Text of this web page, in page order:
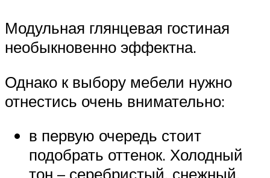
Модульная глянцевая гостиная
необыкновенно эффектна.
Однако к выбору мебели нужно
отнестись очень внимательно:
в первую очередь стоит
подобрать оттенок. Холодный
тон – серебристый, снежный,